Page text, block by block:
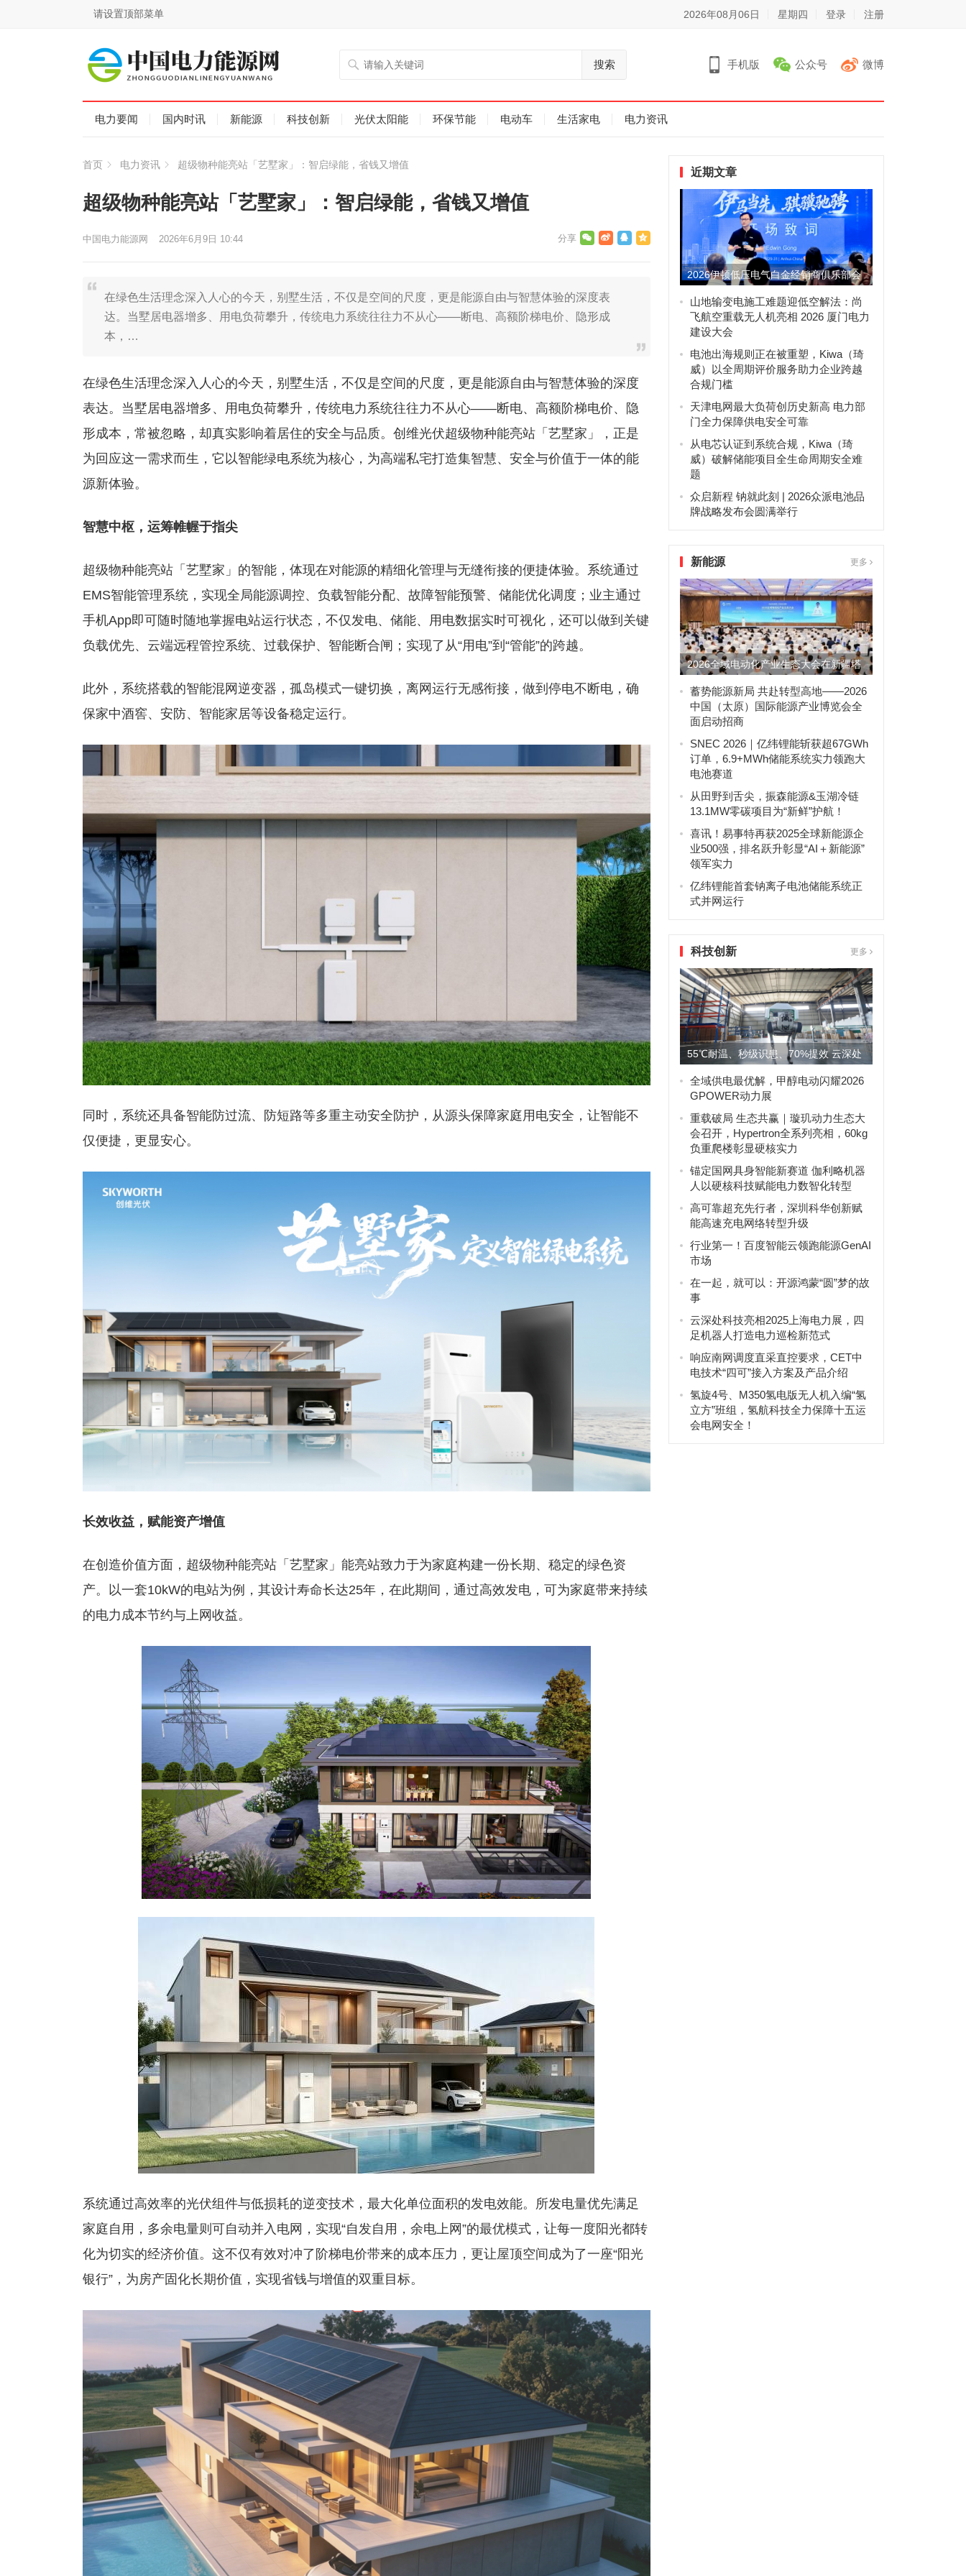
请设置顶部菜单 2026年08月06日 星期四 登录 注册
搜索 手机版 公众号 微博
电力要闻 国内时讯 新能源 科技创新 光伏太阳能 环保节能 电动车 生活家电 电力资讯
首页 电力资讯 超级物种能亮站「艺墅家」：智启绿能，省钱又增值
超级物种能亮站「艺墅家」：智启绿能，省钱又增值
中国电力能源网 2026年6月9日 10:44
在绿色生活理念深入人心的今天，别墅生活，不仅是空间的尺度，更是能源自由与智慧体验的深度表
达。当墅居电器增多、用电负荷攀升，传统电力系统往往力不从心——断电、高额阶梯电价、隐形成
本，…
在绿色生活理念深入人心的今天，别墅生活，不仅是空间的尺度，更是能源自由与智慧体验的深度
表达。当墅居电器增多、用电负荷攀升，传统电力系统往往力不从心——断电、高额阶梯电价、隐
形成本，常被忽略，却真实影响着居住的安全与品质。创维光伏超级物种能亮站「艺墅家」，正是
为回应这一需求而生，它以智能绿电系统为核心，为高端私宅打造集智慧、安全与价值于一体的能
源新体验。
智慧中枢，运筹帷幄于指尖
超级物种能亮站「艺墅家」的智能，体现在对能源的精细化管理与无缝衔接的便捷体验。系统通过
EMS智能管理系统，实现全局能源调控、负载智能分配、故障智能预警、储能优化调度；业主通过
手机App即可随时随地掌握电站运行状态，不仅发电、储能、用电数据实时可视化，还可以做到关键
负载优先、云端远程管控系统、过载保护、智能断合闸；实现了从“用电”到“管能”的跨越。
此外，系统搭载的智能混网逆变器，孤岛模式一键切换，离网运行无感衔接，做到停电不断电，确
保家中酒窖、安防、智能家居等设备稳定运行。
同时，系统还具备智能防过流、防短路等多重主动安全防护，从源头保障家庭用电安全，让智能不
仅便捷，更显安心。
长效收益，赋能资产增值
在创造价值方面，超级物种能亮站「艺墅家」能亮站致力于为家庭构建一份长期、稳定的绿色资
产。以一套10kW的电站为例，其设计寿命长达25年，在此期间，通过高效发电，可为家庭带来持续
的电力成本节约与上网收益。
系统通过高效率的光伏组件与低损耗的逆变技术，最大化单位面积的发电效能。所发电量优先满足
家庭自用，多余电量则可自动并入电网，实现“自发自用，余电上网”的最优模式，让每一度阳光都转
化为切实的经济价值。这不仅有效对冲了阶梯电价带来的成本压力，更让屋顶空间成为了一座“阳光
银行”，为房产固化长期价值，实现省钱与增值的双重目标。
近期文章
2026伊顿低压电气白金经销商俱乐部会
议圆满举办，携手共拓增...
山地输变电施工难题迎低空解法：尚
飞航空重载无人机亮相 2026 厦门电力
建设大会
电池出海规则正在被重塑，Kiwa（琦
威）以全周期评价服务助力企业跨越
合规门槛
天津电网最大负荷创历史新高 电力部
门全力保障供电安全可靠
从电芯认证到系统合规，Kiwa（琦
威）破解储能项目全生命周期安全难
题
众启新程 钠就此刻 | 2026众派电池品
牌战略发布会圆满举行
新能源 更多
2026全域电动化产业生态大会在新疆塔
城盛大开幕
蓄势能源新局 共赴转型高地——2026
中国（太原）国际能源产业博览会全
面启动招商
SNEC 2026｜亿纬锂能斩获超67GWh
订单，6.9+MWh储能系统实力领跑大
电池赛道
从田野到舌尖，振森能源&玉湖冷链
13.1MW零碳项目为“新鲜”护航！
喜讯！易事特再获2025全球新能源企
业500强，排名跃升彰显“AI＋新能源”
领军实力
亿纬锂能首套钠离子电池储能系统正
式并网运行
科技创新 更多
55℃耐温、秒级识患、70%提效 云深处
机器狗上岗国网电力物...
全域供电最优解，甲醇电动闪耀2026
GPOWER动力展
重载破局 生态共赢｜璇玑动力生态大
会召开，Hypertron全系列亮相，60kg
负重爬楼彰显硬核实力
锚定国网具身智能新赛道 伽利略机器
人以硬核科技赋能电力数智化转型
高可靠超充先行者，深圳科华创新赋
能高速充电网络转型升级
行业第一！百度智能云领跑能源GenAI
市场
在一起，就可以：开源鸿蒙“圆”梦的故
事
云深处科技亮相2025上海电力展，四
足机器人打造电力巡检新范式
响应南网调度直采直控要求，CET中
电技术“四可”接入方案及产品介绍
氢旋4号、M350氢电版无人机入编“氢
立方”班组，氢航科技全力保障十五运
会电网安全！